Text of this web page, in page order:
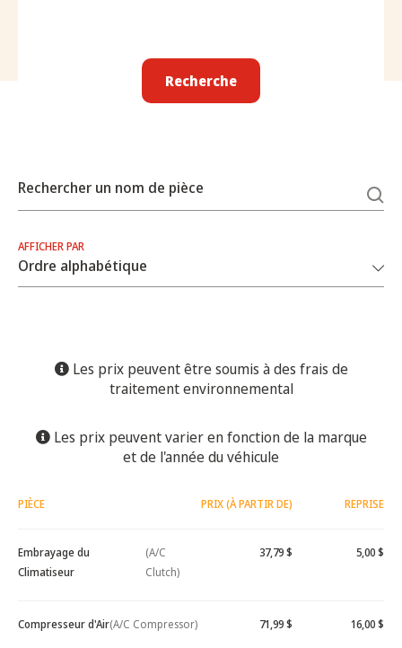
Recherche
Rechercher un nom de pièce
AFFICHER PAR
Les prix peuvent être soumis à des frais de
traitement environnemental
Les prix peuvent varier en fonction de la marque
et de l'année du véhicule
PIÈCE PRIX (À PARTIR DE) REPRISE
Embrayage du
Climatiseur
(A/C
Clutch)
37,79 $ 5,00 $
Compresseur d'Air(A/C Compressor) 71,99 $ 16,00 $